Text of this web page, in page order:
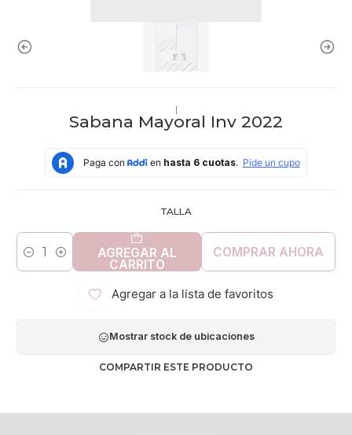
|
Sabana Mayoral Inv 2022
TALLA
Cantidad AGREGAR AL
CARRITO
COMPRAR AHORA
Agregar a la lista de favoritos
Mostrar stock de ubicaciones
COMPARTIR ESTE PRODUCTO